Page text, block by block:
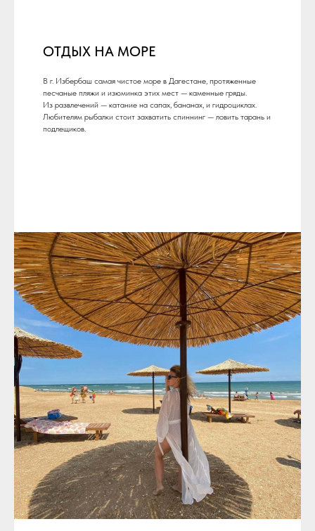
ОТДЫХ НА МОРЕ
В г. Избербаш самая чистое море в Дагестане, протяженные
песчаные пляжи и изюминка этих мест — каменные гряды.
Из развлечений — катание на сапах, бананах, и гидроциклах.
Любителям рыбалки стоит захватить спиннинг — ловить тарань и
подлещиков.